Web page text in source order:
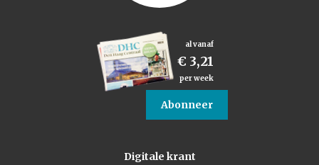
al vanaf
€ 3,21
per week
Abonneer
Digitale krant